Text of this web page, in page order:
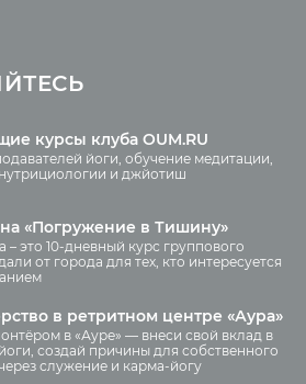
Фото
курсы клуба OUM.RU
йоги, обучение медитации,
и джйотиш
«Погружение в Тишину»
– это 10-дневный курс группового
от города для тех, кто интересуется
в ретритном центре «Аура»
в «Ауре» — внеси свой вклад в
создай причины для собственного
служение и карма-йогу